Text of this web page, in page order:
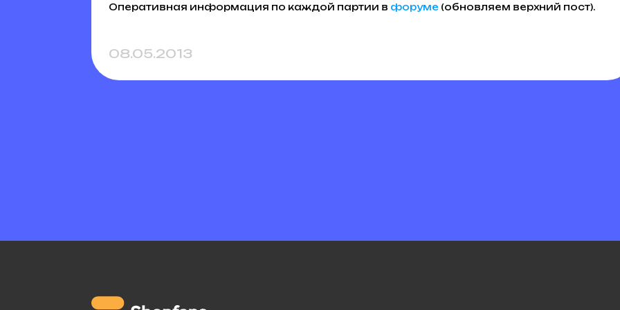
Оперативная информация по каждой партии в форуме (обновляем верхний пост).
08.05.2013